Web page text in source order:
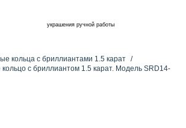
украшения ручной работы
кольца с бриллиантами 1.5 карат
с бриллиантом 1.5 карат. Модель SRD14-